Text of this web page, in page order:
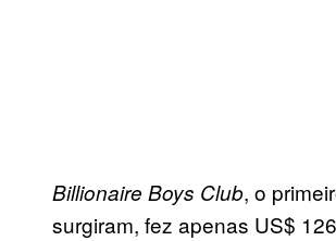
Billionaire Boys Club, o
surgiram, fez apenas US$